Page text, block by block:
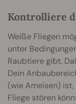
Kontrolliere
Weiße Fliegen
unter
Raubtiere gibt.
Dein
(wie Ameisen)
Fliege stören